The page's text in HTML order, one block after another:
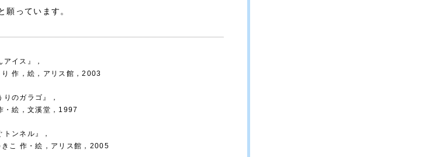
願っています。
イス』，
り 作，絵，アリス館，2003
のガラゴ』，
・絵，文溪堂，1997
ンネル』，
きこ 作・絵，アリス館，2005